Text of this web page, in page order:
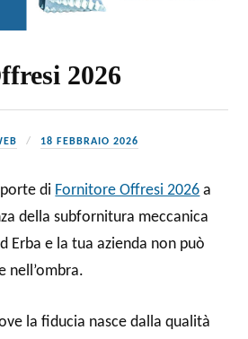
2026
18 FEBBRAIO 2026
di Fornitore Offresi 2026 a
della subfornitura meccanica
Erba e la tua azienda non può
nell’ombra.
la fiducia nasce dalla qualità